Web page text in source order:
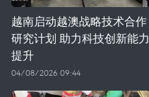
越南启动越澳战略技术合作
研究计划 助力科技创新能力
提升
04/08/2026 09:44